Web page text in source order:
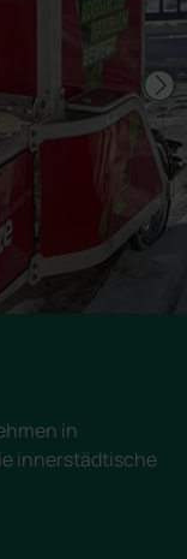
in
innerstädtische